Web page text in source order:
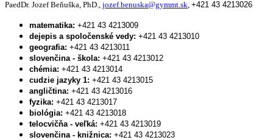
PaedDr. Jozef Beňuška, PhD., jozef.benuska@gymmt.sk +421 43 4213026
matematika: +421 43 4213009
dejepis a spoločenské vedy: +421 43 4213010
geografia: +421 43 4213011
slovenčina - škola: +421 43 4213012
chémia: +421 43 4213014
cudzie jazyky 1: +421 43 4213015
angličtina: +421 43 4213016
fyzika: +421 43 4213017
biológia: +421 43 4213018
telocvičňa - veľká: +421 43 4213019
slovenčina - knižnica: +421 43 4213023